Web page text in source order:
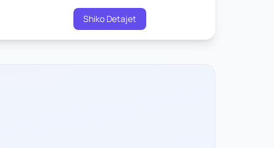
Shiko Detajet